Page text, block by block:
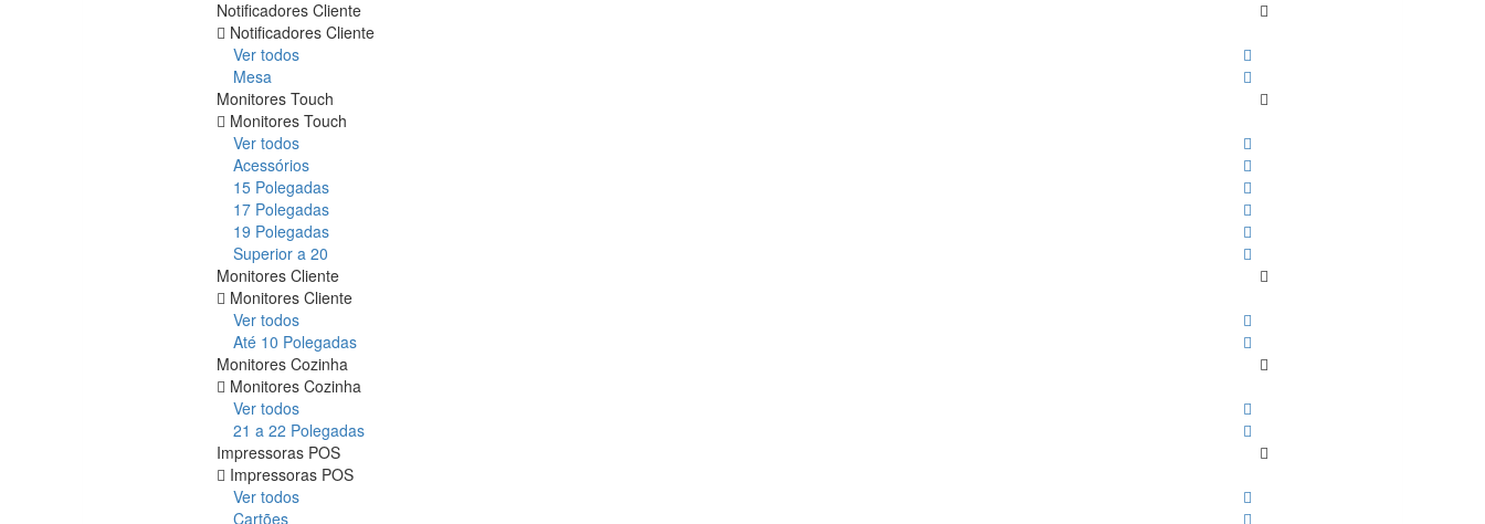
Notificadores Cliente
Notificadores Cliente
Ver todos
Mesa
Monitores Touch
Monitores Touch
Ver todos
Acessórios
15 Polegadas
17 Polegadas
19 Polegadas
Superior a 20
Monitores Cliente
Monitores Cliente
Ver todos
Até 10 Polegadas
Monitores Cozinha
Monitores Cozinha
Ver todos
21 a 22 Polegadas
Impressoras POS
Impressoras POS
Ver todos
Cartões